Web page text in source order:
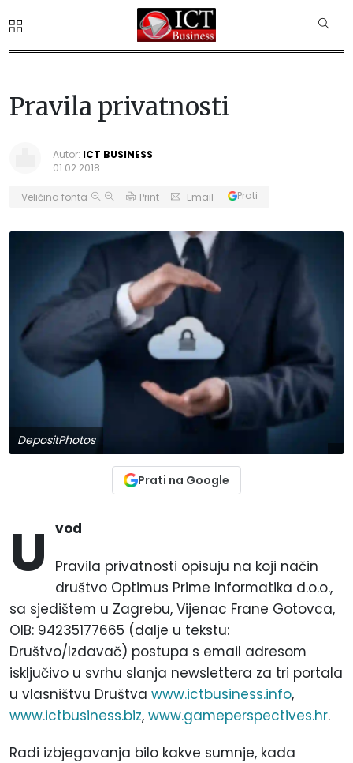
Pravila privatnosti
Autor: ICT BUSINESS
01.02.2018.
Veličina fonta Print Email Prati
DepositPhotos
Prati na Google
U vod
Pravila privatnosti opisuju na koji način
društvo Optimus Prime Informatika d.o.o.,
sa sjedištem u Zagrebu, Vijenac Frane Gotovca,
OIB: 94235177665 (dalje u tekstu:
Društvo/Izdavač) postupa s email adresom
isključivo u svrhu slanja newslettera za tri portala
u vlasništvu Društva www.ictbusiness.info,
www.ictbusiness.biz, www.gameperspectives.hr.
Radi izbjegavanja bilo kakve sumnje, kada